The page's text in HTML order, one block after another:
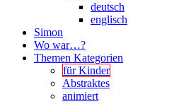
deutsch
englisch
Simon
Wo war…?
Themen Kategorien
für Kinder
Abstraktes
animiert